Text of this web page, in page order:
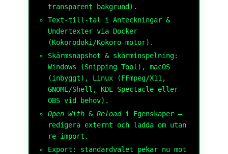
transparent bakgrund).
Text-till-tal i Anteckningar &
Undertexter via Docker
(Kokorodoki/Kokoro-motor).
Skärmsnapshot & skärminspelning:
Windows (Snipping Tool), macOS
(inbyggt), Linux (FFmpeg/X11,
GNOME/Shell, KDE Spectacle eller
OBS vid behov).
Open With& Reloadi Egenskaper –
redigera externt och ladda om utan
re-import.
Export: standardvalet pekar nu mot